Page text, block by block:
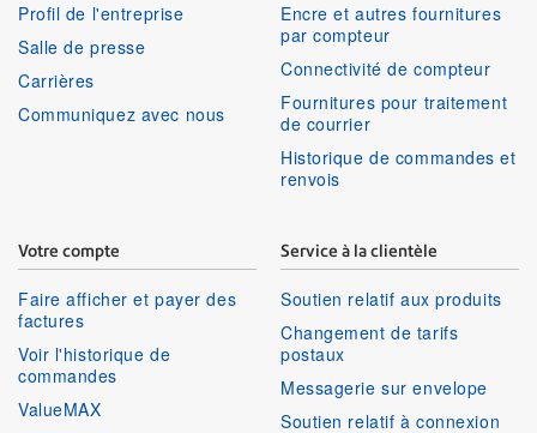
Profil de l'entreprise
Salle de presse
Carrières
Communiquez avec nous
Encre et autres fournitures
par compteur
Connectivité de compteur
Fournitures pour traitement
de courrier
Historique de commandes et
renvois
Votre compte
Faire afficher et payer des
factures
Voir l'historique de
commandes
ValueMAX
Service à la clientèle
Soutien relatif aux produits
Changement de tarifs
postaux
Messagerie sur envelope
Soutien relatif à connexion